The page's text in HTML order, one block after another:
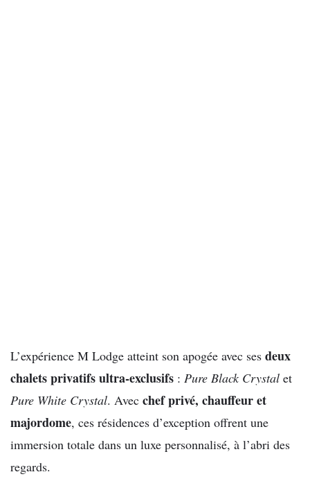
L’expérience M Lodge atteint son apogée avec ses deux
chalets privatifs ultra-exclusifs : Pure Black Crystal et
Pure White Crystal. Avec chef privé, chauffeur et
majordome, ces résidences d’exception offrent une
immersion totale dans un luxe personnalisé, à l’abri des
regards.